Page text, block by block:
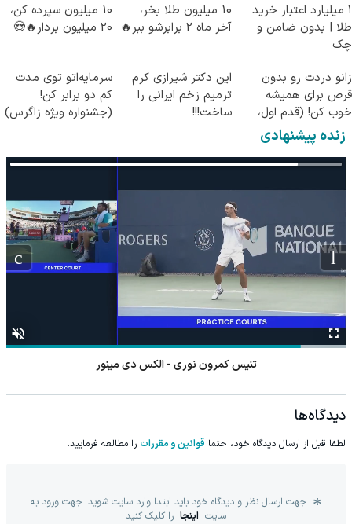
۱ میلیارد اعتبار خرید
طلا | بدون ضامن و
چک
10 میلیون طلا بخر،
آخر ماه 2 برابرشو ببر🔥
10 میلیون سپرده کن،
20 میلیون بردار🔥😍
زانو دردت رو بدون
قرص برای همیشه
خوب کن! (قدم اول،
پرسش‌نامه)
این دکتر شیرازی کرم
ترمیم زخم ایرانی را
ساخت!!!
سرمایه‌اتو توی مدت
کم دو برابر کن!
(جشنواره ویژه زاگرس)
زنده پیشنهادی
تنیس کمرون نوری - الکس دی مینور
دیدگاه‌ها
لطفا قبل از ارسال دیدگاه خود، حتما قوانین و مقررات را مطالعه فرمایید.
جهت ارسال نظر و دیدگاه خود باید ابتدا وارد سایت شوید. جهت ورود به
سایت اینجا را کلیک کنید